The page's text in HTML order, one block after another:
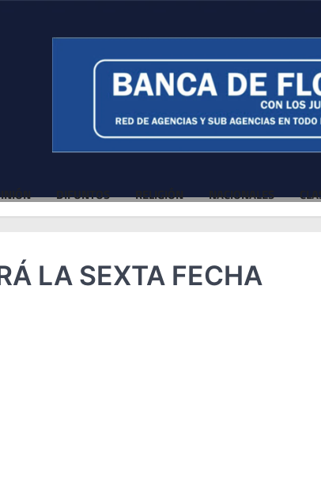
DIFUNTOS RELIGIÓN NACIONALES
LA SEXTA FECHA